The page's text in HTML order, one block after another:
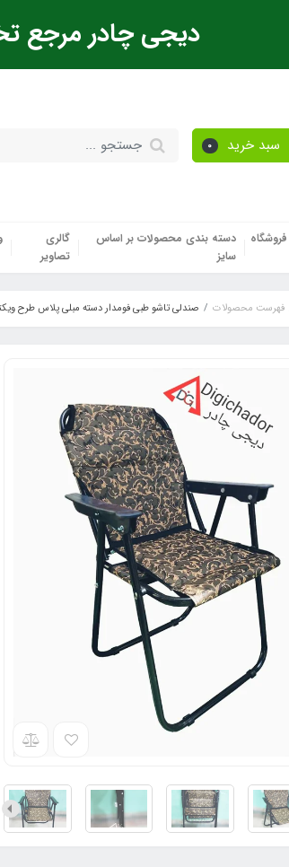
دیجی چادر مرجع
سبد خرید 0
فروشگاه
دسته بندی محصولات بر اساس
سایز
گالری
تصاویر
فهرست محصولات صندلی تاشو طبی فومدار دسته مبلی پلاس طرح